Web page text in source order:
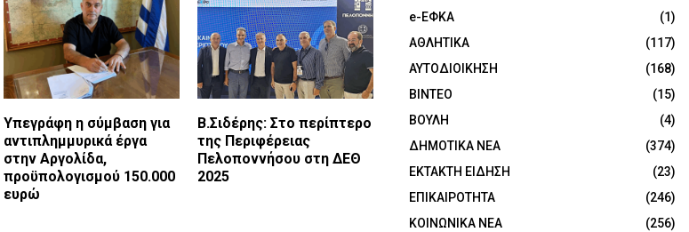
Υπεγράφη η σύμβαση για
αντιπλημμυρικά έργα
στην Αργολίδα,
προϋπολογισμού 150.000
ευρώ
Β.Σιδέρης: Στο περίπτερο
της Περιφέρειας
Πελοποννήσου στη ΔΕΘ
2025
e-ΕΦΚΑ
(1)
ΑΘΛΗΤΙΚΑ
(117)
ΑΥΤΟΔΙΟΙΚΗΣΗ
(168)
ΒΙΝΤΕΟ
(15)
ΒΟΥΛΗ
(4)
ΔΗΜΟΤΙΚΑ ΝΕΑ
(374)
ΕΚΤΑΚΤΗ ΕΙΔΗΣΗ
(23)
ΕΠΙΚΑΙΡΟΤΗΤΑ
(246)
ΚΟΙΝΩΝΙΚΑ ΝΕΑ
(256)